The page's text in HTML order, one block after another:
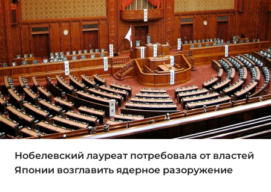
Нобелевский лауреат потребовала от властей
Японии возглавить ядерное разоружение